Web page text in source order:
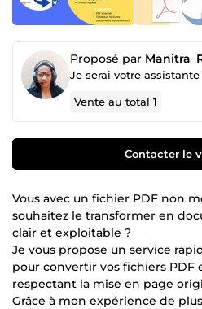
Proposé par
Vente au total1
Contacter le
Vous avec un fichier PDF non
souhaitez le transformer en
clair et exploitable ?
Je vous propose un service
pour convertir vos fichiers PDF
respectant la mise en page
Grâce à mon expérience de